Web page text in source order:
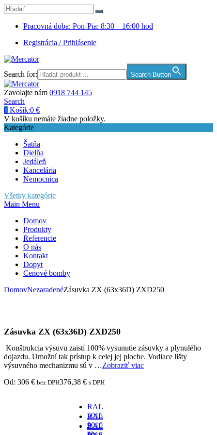
Pracovná doba: Pon-Pia: 8:30 – 16:00 hod
Registrácia / Prihlásenie
Search for: Search Button
Zavolajte nám 0918 744 145
Search
0 Košík:0 €
V košíku nemáte žiadne položky.
Kategórie
Šatňa
Dielňa
Jedáleň
Kancelária
Nemocnica
Všetky kategórie
Main Menu
Domov
Produkty
Referencie
O nás
Kontakt
Dopyt
Cenové bomby
DomovNezaradenéZásuvka ZX (63x36D) ZXD250
Zásuvka ZX (63x36D) ZXD250
Konštrukcia výsuvu zaistí 100% vysunutie zásuvky a plynulého
dojazdu. Umožní tak prístup k celej jej ploche. Vodiace lišty
výsuvného mechanizmu sú v …Zobraziť viac
Od: 306 € bez DPH376,38 € s DPH
RAL
5015
-
za
RAL
9010
RAL